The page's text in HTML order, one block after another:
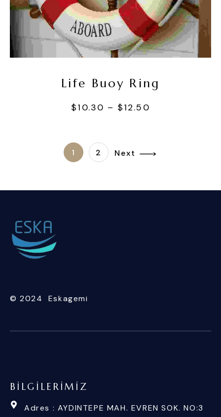
Seçenekler
Life Buoy Ring
$10.30 – $12.50
1 2 Next
© 2024 Eskagemi
BILGILERIMIZ
Adres : AYDINTEPE MAH. EVREN SOK. NO:3